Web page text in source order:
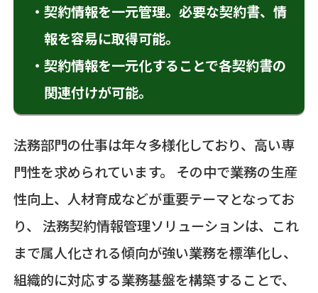
契約情報を一元管理。必要な契約書、情
報を容易に取得可能。
契約情報を一元化することで各契約書の
関連付けが可能。
法務部門の仕事は年々多様化しており、高い専
門性を求められています。 その中で業務の生産
性向上、人材育成などが重要テーマとなってお
り、 法務契約情報管理ソリューションは、これ
まで属人化される傾向が強い業務を標準化し、
組織的に対応する業務基盤を構築することで、